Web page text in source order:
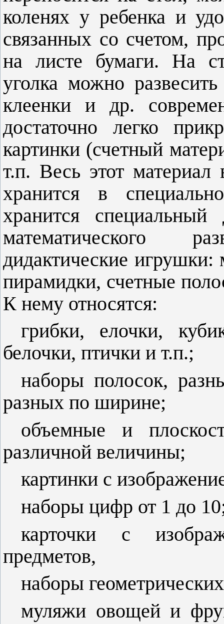
коленях у ребенка и
связанных со счетом,
на листе бумаги. На
уголка можно
клеенки и др.
достаточно легко
картинки (счетный
т.п. Весь этот
хранится в
хранится специальный
математического
дидактические
пирамидки, счетные
К нему относятся:
грибки, елочки,
белочки, птички и т.п.;
наборы полосок,
разных по ширине;
объемные и
различной величины;
картинки с
наборы цифр от 1 до
карточки с
предметов,
наборы
муляжи овощей и